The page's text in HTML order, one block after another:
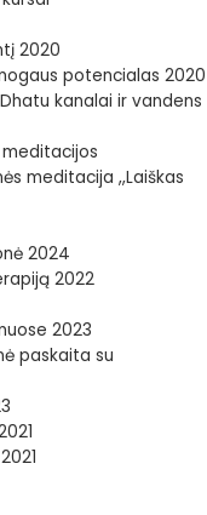
2020
potencialas 2020
kanalai ir vandens
meditacija ,,Laiškas
2024
2022
2023
paskaita su